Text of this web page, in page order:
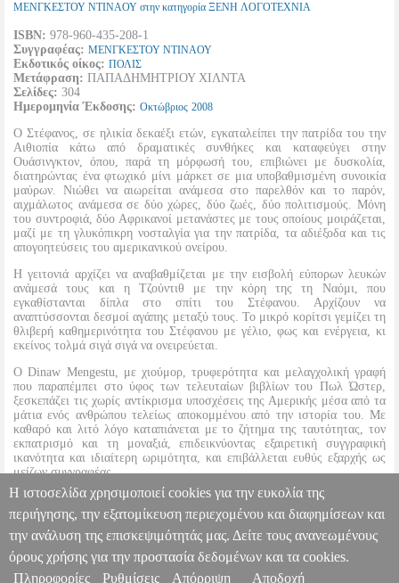
ΜΕΝΓΚΕΣΤΟΥ ΝΤΙΝΑΟΥ στην κατηγορία ΞΕΝΗ ΛΟΓΟΤΕΧΝΙΑ
ISBN: 978-960-435-208-1
Συγγραφέας: ΜΕΝΓΚΕΣΤΟΥ ΝΤΙΝΑΟΥ
Εκδοτικός οίκος: ΠΟΛΙΣ
Μετάφραση: ΠΑΠΑΔΗΜΗΤΡΙΟΥ ΧΙΛΝΤΑ
Σελίδες: 304
Ημερομηνία Έκδοσης: Οκτώβριος 2008
Ο Στέφανος, σε ηλικία δεκαέξι ετών, εγκαταλείπει την πατρίδα του την
Αιθιοπία κάτω από δραματικές συνθήκες και καταφεύγει στην
Ουάσινγκτον, όπου, παρά τη μόρφωσή του, επιβιώνει με δυσκολία,
διατηρώντας ένα φτωχικό μίνι μάρκετ σε μια υποβαθμισμένη συνοικία
μαύρων. Νιώθει να αιωρείται ανάμεσα στο παρελθόν και το παρόν,
αιχμάλωτος ανάμεσα σε δύο χώρες, δύο ζωές, δύο πολιτισμούς. Μόνη
του συντροφιά, δύο Αφρικανοί μετανάστες με τους οποίους μοιράζεται,
μαζί με τη γλυκόπικρη νοσταλγία για την πατρίδα, τα αδιέξοδα και τις
απογοητεύσεις του αμερικανικού ονείρου.
Η γειτονιά αρχίζει να αναβαθμίζεται με την εισβολή εύπορων λευκών
ανάμεσά τους και η Τζούντιθ με την κόρη της τη Ναόμι, που
εγκαθίστανται δίπλα στο σπίτι του Στέφανου. Αρχίζουν να
αναπτύσσονται δεσμοί αγάπης μεταξύ τους. Το μικρό κορίτσι γεμίζει τη
θλιβερή καθημερινότητα του Στέφανου με γέλιο, φως και ενέργεια, κι
εκείνος τολμά σιγά σιγά να ονειρεύεται.
Ο Dinaw Mengestu, με χιούμορ, τρυφερότητα και μελαγχολική γραφή
που παραπέμπει στο ύφος των τελευταίων βιβλίων του Πωλ Ώστερ,
ξεσκεπάζει τις χωρίς αντίκρισμα υποσχέσεις της Αμερικής μέσα από τα
μάτια ενός ανθρώπου τελείως αποκομμένου από την ιστορία του. Με
καθαρό και λιτό λόγο καταπιάνεται με το ζήτημα της ταυτότητας, τον
εκπατρισμό και τη μοναξιά, επιδεικνύοντας εξαιρετική συγγραφική
ικανότητα και ιδιαίτερη ωριμότητα, και επιβάλλεται ευθύς εξαρχής ως
μείζων συγγραφέας.
Έχει μεταφραστεί σε δέκα γλώσσες.
ΟΛΕΣ ΟΙ ΧΑΡΕΣ ΤΟΥ ΟΥΡΑΝΟΥ BKS.0029402 BKS.0029402
ΜΕΝΓΚΕΣΤΟΥ ΝΤΙΝΑΟΥ ΜΕΝΓΚΕΣΤΟΥ ΝΤΙΝΑΟΥ
ΛΟΓΟΤΕΧΝΙΑ
Κατηγορία: ΞΕΝΗ ΛΟΓΟΤΕΧΝΙΑ
Η ιστοσελίδα χρησιμοποιεί cookies για την ευκολία της
περιήγησης, την εξατομίκευση περιεχομένου και διαφημίσεων και
την ανάλυση της επισκεψιμότητάς μας. Δείτε τους ανανεωμένους
όρους χρήσης για την προστασία δεδομένων και τα cookies.
Πληροφορίες
Ρυθμίσεις Απόρριψη Αποδοχή